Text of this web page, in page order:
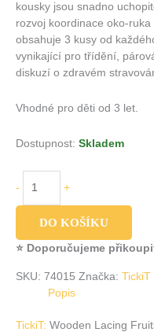
kousky jsou snadno
rozvoj koordinace oko-
obsahuje 3 kusy od
vynikající pro třídění,
diskuzí o zdravém
Vhodné pro děti od 3 let.
Dostupnost: Skladem
- +
DO KOŠÍKU
⭐ Doporučujeme
SKU: 74015 Značka: TickiT
Popis
TickiT: Wooden Lacing